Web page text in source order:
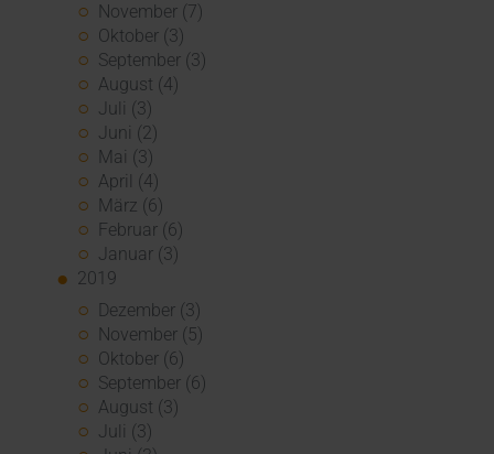
November (7)
Oktober (3)
September (3)
August (4)
Juli (3)
Juni (2)
Mai (3)
April (4)
März (6)
Februar (6)
Januar (3)
2019
Dezember (3)
November (5)
Oktober (6)
September (6)
August (3)
Juli (3)